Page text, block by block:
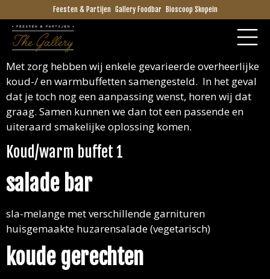
Feesten & Partijen Gallery Foodbar Bioscoop Skopein
Met zorg hebben wij enkele gevarieerde overheerlijke
koud-/ en warmbuffetten samengesteld. In het geval
dat je toch nog een aanpassing wenst, horen wij dat
graag. Samen kunnen we dan tot een passende en
uiteraard smakelijke oplossing komen.
Koud/warm buffet 1
salade bar
sla-melange met verschillende garnituren
huisgemaakte huzarensalade (vegetarisch)
koude gerechten